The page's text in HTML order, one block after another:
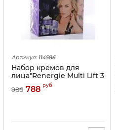
Артикул: 114586
Набор кремов для
лица"Renergie Multi Lift 3
986 788 руб